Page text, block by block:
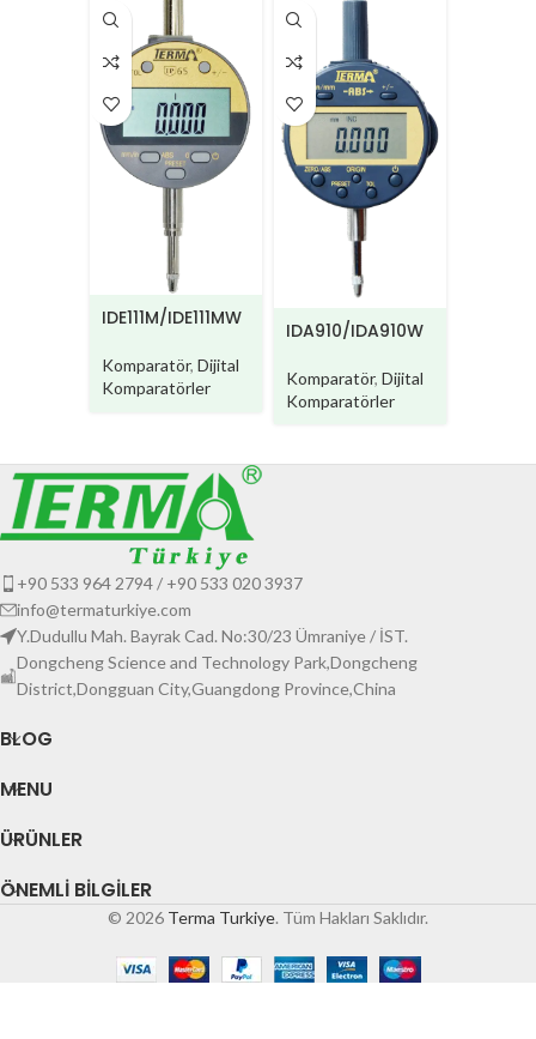
IDE111M/IDE111MW
Komparatör, Dijital
Komparatörler
IDA910/IDA910W
Komparatör, Dijital
Komparatörler
+90 533 964 2794 / +90 533 020 3937
info@termaturkiye.com
Y.Dudullu Mah. Bayrak Cad. No:30/23 Ümraniye / İST.
Dongcheng Science and Technology Park,Dongcheng
District,Dongguan City,Guangdong Province,China
BLOG
MENU
ÜRÜNLER
ÖNEMLI BILGILER
© 2026 Terma Turkiye. Tüm Hakları Saklıdır.